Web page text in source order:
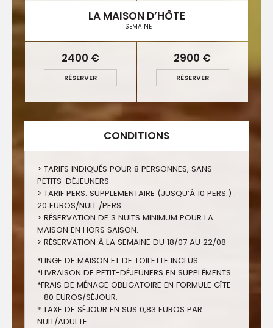
LA MAISON D’HÔTE
1 SEMAINE
2400 €
RÉSERVER
2900 €
RÉSERVER
CONDITIONS
> TARIFS INDIQUÉS POUR 8 PERSONNES, SANS
PETITS-DÉJEUNERS
> TARIF PERS. SUPPLEMENTAIRE (JUSQU’À 10 PERS.) :
20 EUROS/NUIT /PERS
> RÉSERVATION DE 3 NUITS MINIMUM POUR LA
MAISON EN HORS SAISON.
> RÉSERVATION À LA SEMAINE DU 18/07 AU 22/08
*LINGE DE MAISON ET DE TOILETTE INCLUS
*LIVRAISON DE PETIT-DÉJEUNERS EN SUPPLÉMENTS.
*FRAIS DE MÉNAGE OBLIGATOIRE EN FORMULE GÎTE
- 80 EUROS/SÉJOUR.
* TAXE DE SÉJOUR EN SUS 0,83 EUROS PAR
NUIT/ADULTE